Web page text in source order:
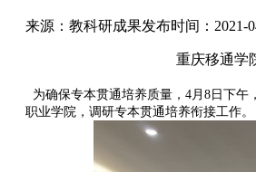
来源：教科研成果发布时间：2021-
重庆移通学
为确保专本贯通培养质量，4月8日下
职业学院，调研专本贯通培养衔接工作。